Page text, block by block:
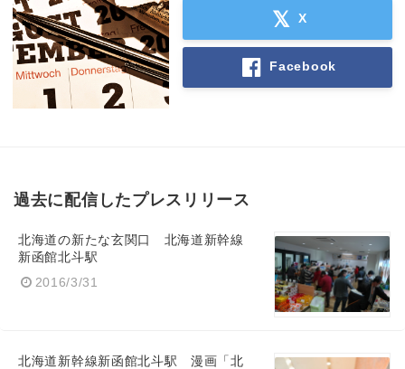
X
Facebook
過去に配信したプレスリリース
北海道の新たな玄関口 北海道新幹線
新函館北斗駅
2016/3/31
北海道新幹線新函館北斗駅 漫画「北